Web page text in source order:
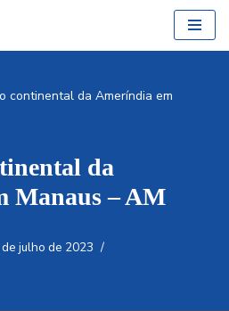
continental da Ameríndia em
da
Manaus – AM
julho de 2023